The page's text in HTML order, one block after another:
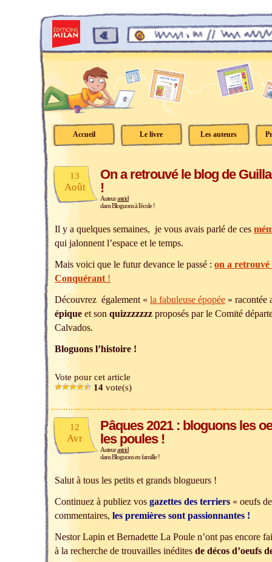
Accueil Le livre Les auteurs
13
Août
On a retrouvé le blog de
!
Auteurastrid
dansBloguons à l'école !
Il y a quelques semaines, je vous avais parlé de ces
qui jalonnent l’espace et le temps.
Mais voici que le futur devance le passé : on a retrouvé
Conquérant !
Découvrez également « la fabuleuse épopée » racontée
épique et son quizzzzzzz proposés par le Comité
Calvados.
Bloguons l’histoire !
Vote pour cet article
14 vote(s)
12
Avr
Pâques 2021 : bloguons les
les poules !
Auteurastrid
dansBloguons en famille !
Salut à tous les petits et grands blogueurs !
Continuez à publiez vos gazettes des terriers « oeufs
commentaires, les premières sont passionnantes !
Nestor Lapin et Bernadette La Poule n’ont pas encore
à la recherche de trouvailles inédites de décos d’oeufs